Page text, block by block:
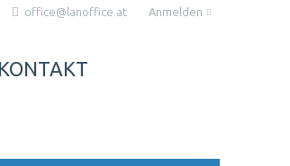
Anmelden
office@lanoffice.at
KONTAKT